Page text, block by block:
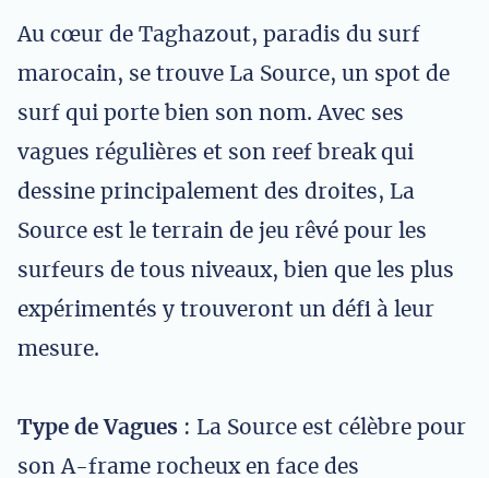
Au cœur de Taghazout, paradis du surf
marocain, se trouve La Source, un spot de
surf qui porte bien son nom. Avec ses
vagues régulières et son reef break qui
dessine principalement des droites, La
Source est le terrain de jeu rêvé pour les
surfeurs de tous niveaux, bien que les plus
expérimentés y trouveront un défi à leur
mesure.
Type de Vagues : La Source est célèbre pour
son A-frame rocheux en face des